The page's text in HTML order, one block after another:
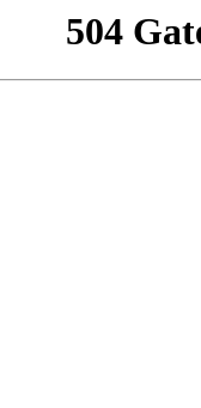
504